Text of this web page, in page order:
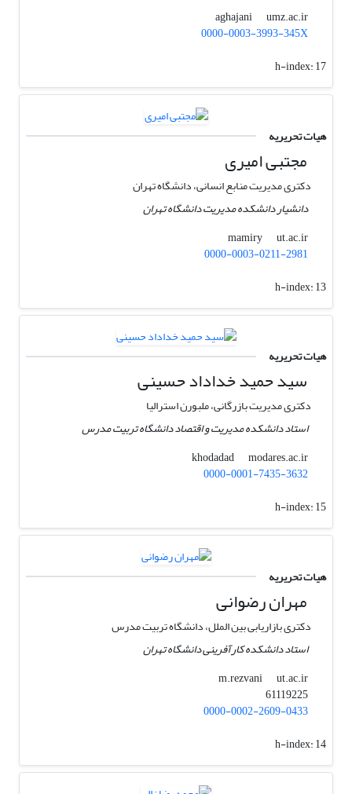
aghajani
umz.ac.ir
0000-0003-3993-345X
h-index:17
هیات تحریریه
مجتبی امیری
دکتری مدیریت منابع انسانی، دانشگاه تهران
دانشیار دانشکده مدیریت دانشگاه تهران
mamiry
ut.ac.ir
0000-0003-0211-2981
h-index:13
هیات تحریریه
سید حمید خداداد حسینی
دکتری مدیریت بازرگانی، ملبورن استرالیا
استاد دانشکده مدیریت و اقتصاد دانشگاه تربیت مدرس
khodadad
modares.ac.ir
0000-0001-7435-3632
h-index:15
هیات تحریریه
مهران رضوانی
دکتری بازاریابی بین الملل، دانشگاه تربیت مدرس
استاد دانشکده کارآفرینی دانشگاه تهران
m.rezvani
ut.ac.ir
61119225
0000-0002-2609-0433
h-index:14